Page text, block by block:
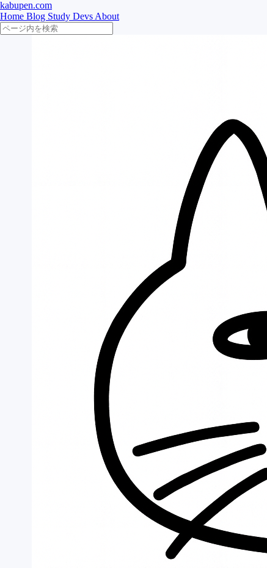
kabupen.com
Home Blog Study Devs About